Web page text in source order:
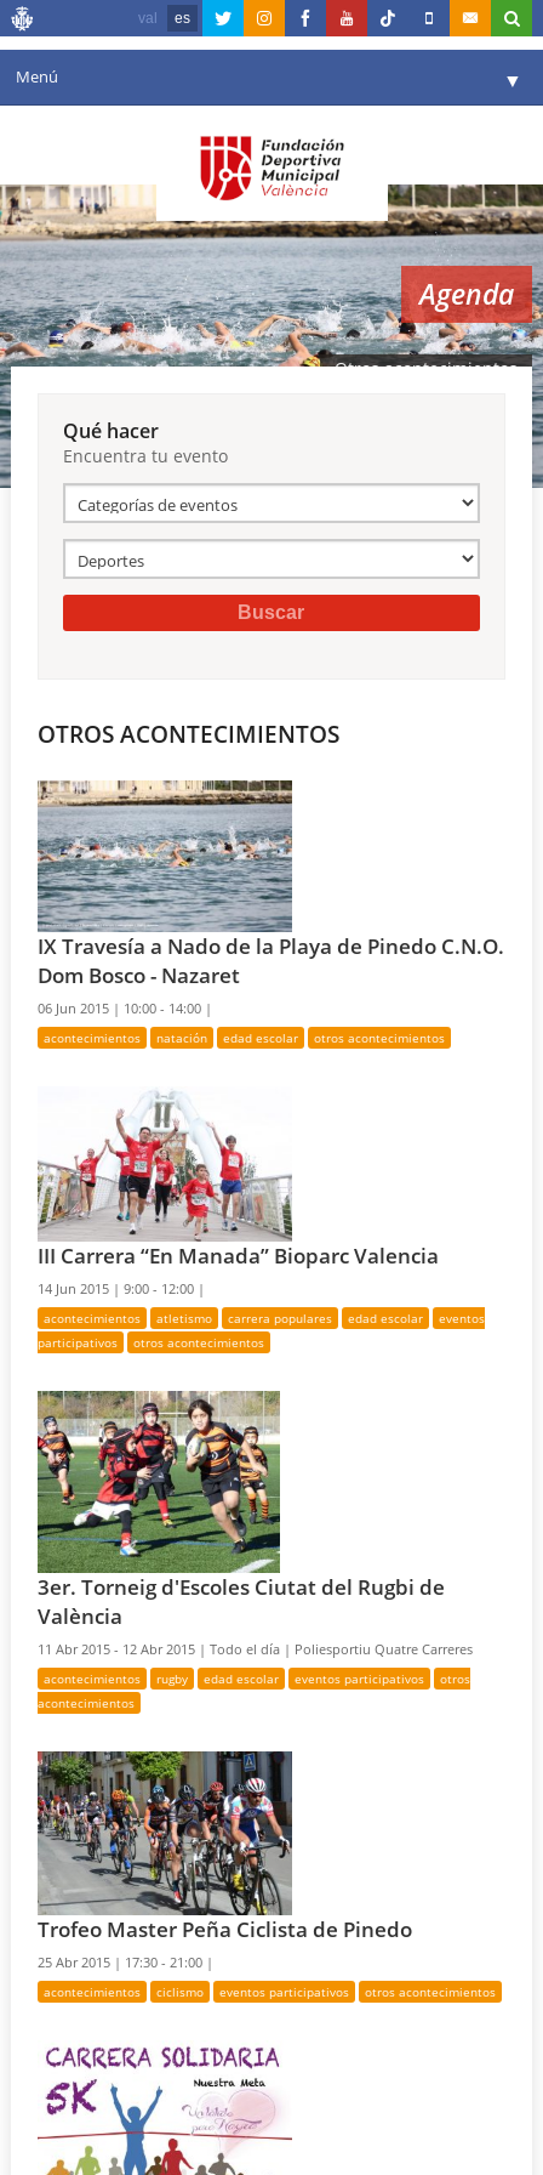
val es
Menú ▼
Agenda
Instalaciones ▼
Comunicación ▼
Valencia en deporte ▼
Reservas
Agenda
Otros acontecimientos
Qué hacer
Encuentra tu evento
OTROS ACONTECIMIENTOS
IX Travesía a Nado de la Playa de Pinedo C.N.O.
Dom Bosco - Nazaret
06 Jun 2015 | 10:00 - 14:00 |
acontecimientos natación edad escolar otros acontecimientos
III Carrera “En Manada” Bioparc Valencia
14 Jun 2015 |9:00 - 12:00 |
acontecimientos atletismo carrera populares edad escolar
eventos
participativos
otros acontecimientos
3er. Torneig d'Escoles Ciutat del Rugbi de
València
11 Abr 2015 - 12 Abr 2015 |Todo el día | Poliesportiu Quatre Carreres
acontecimientos rugby edad escolar eventos participativos
otros
acontecimientos
Trofeo Master Peña Ciclista de Pinedo
25 Abr 2015 | 17:30 - 21:00 |
acontecimientos ciclismo eventos participativos otros acontecimientos